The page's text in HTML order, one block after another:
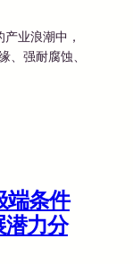
业浪潮中，
、强耐腐蚀、
端条件
潜力分